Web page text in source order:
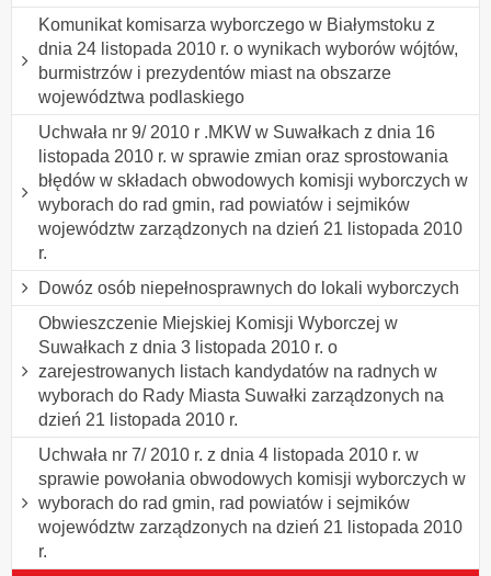
Komunikat komisarza wyborczego w Białymstoku z
dnia 24 listopada 2010 r. o wynikach wyborów wójtów,
burmistrzów i prezydentów miast na obszarze
województwa podlaskiego
Uchwała nr 9/ 2010 r .MKW w Suwałkach z dnia 16
listopada 2010 r. w sprawie zmian oraz sprostowania
błędów w składach obwodowych komisji wyborczych w
wyborach do rad gmin, rad powiatów i sejmików
województw zarządzonych na dzień 21 listopada 2010
r.
Dowóz osób niepełnosprawnych do lokali wyborczych
Obwieszczenie Miejskiej Komisji Wyborczej w
Suwałkach z dnia 3 listopada 2010 r. o
zarejestrowanych listach kandydatów na radnych w
wyborach do Rady Miasta Suwałki zarządzonych na
dzień 21 listopada 2010 r.
Uchwała nr 7/ 2010 r. z dnia 4 listopada 2010 r. w
sprawie powołania obwodowych komisji wyborczych w
wyborach do rad gmin, rad powiatów i sejmików
województw zarządzonych na dzień 21 listopada 2010
r.